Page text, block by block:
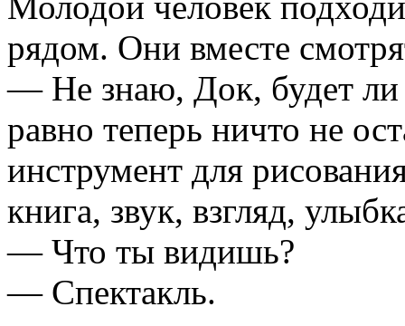
рядом. Они вместе
— Не знаю, Док, будет ли
равно теперь ничто не
инструмент для
книга, звук, взгляд,
— Что ты видишь?
— Спектакль.